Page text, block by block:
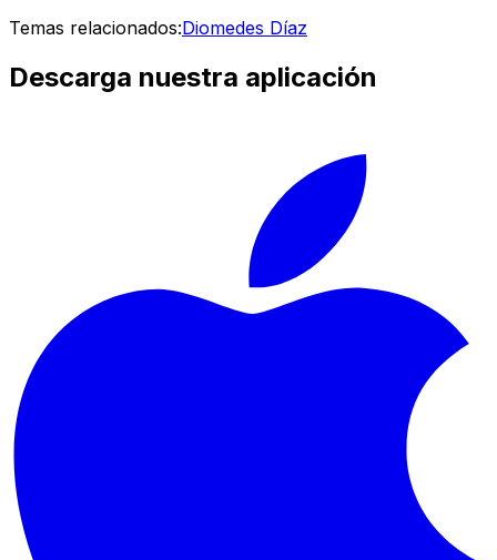
Temas relacionados:Diomedes Díaz
Descarga nuestra aplicación